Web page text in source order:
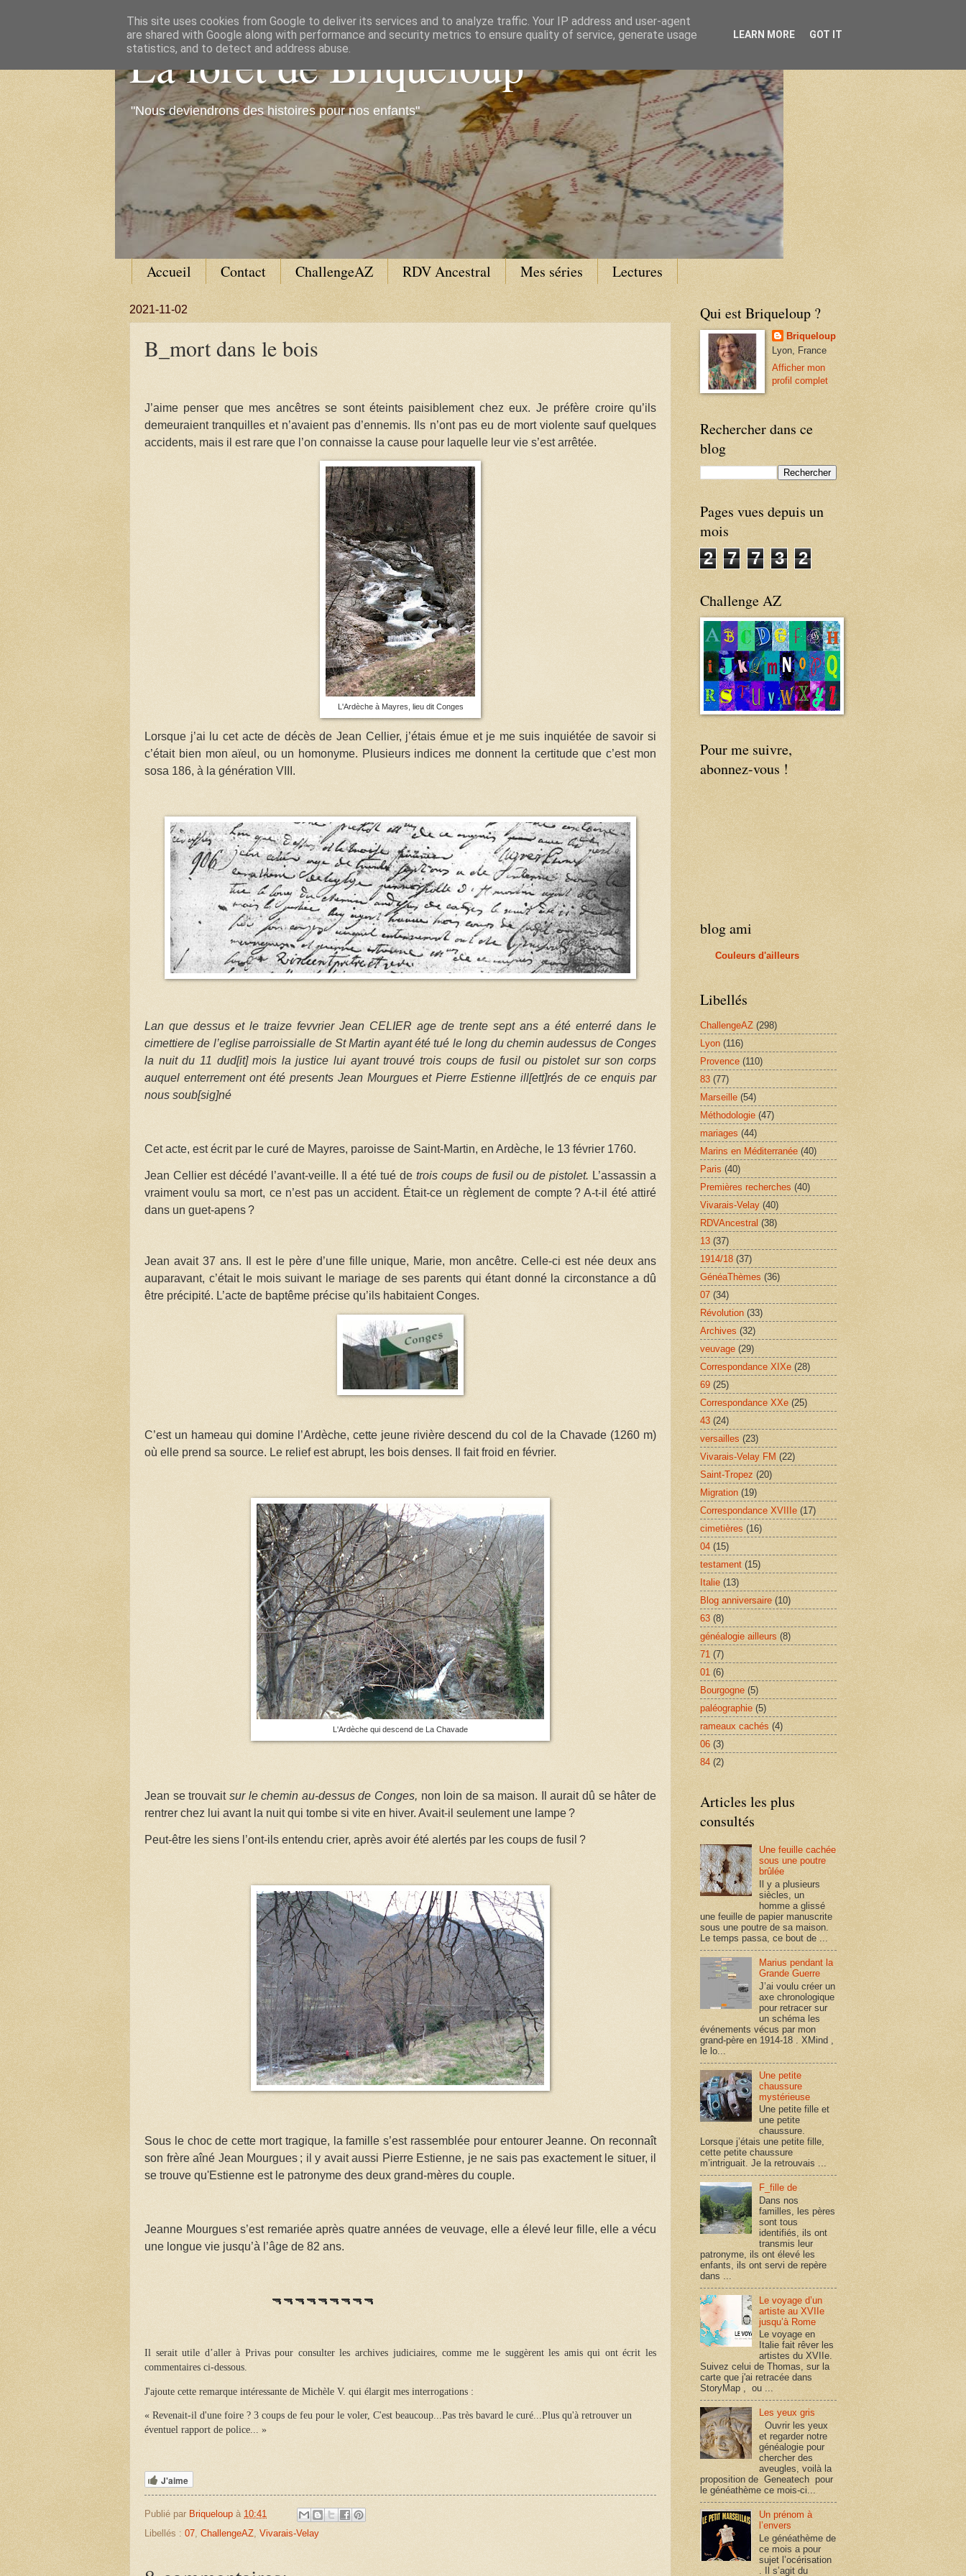
La forêt de Briqueloup
"Nous deviendrons des histoires pour nos enfants"
Accueil Contact ChallengeAZ RDV Ancestral Mes séries Lectures
2021-11-02
B_mort dans le bois
J’aime penser que mes ancêtres se sont éteints paisiblement chez eux. Je préfère croire qu’ils
demeuraient tranquilles et n’avaient pas d’ennemis. Ils n’ont pas eu de mort violente sauf quelques
accidents, mais il est rare que l’on connaisse la cause pour laquelle leur vie s’est arrêtée.
L'Ardèche à Mayres, lieu dit Conges
Lorsque j’ai lu cet acte de décès de Jean Cellier, j’étais émue et je me suis inquiétée de savoir si
c’était bien mon aïeul, ou un homonyme. Plusieurs indices me donnent la certitude que c’est mon
sosa 186, à la génération VIII.
Lan que dessus et le traize fevvrier Jean CELIER age de trente sept ans a été enterré dans le
cimettiere de l’eglise parroissialle de St Martin ayant été tué le long du chemin audessus de Conges
la nuit du 11 dud[it] mois la justice lui ayant trouvé trois coups de fusil ou pistolet sur son corps
auquel enterrement ont été presents Jean Mourgues et Pierre Estienne ill[ett]résde ce enquis par
nous soub[sig]né
Cet acte, est écrit par le curé de Mayres, paroisse de Saint-Martin, en Ardèche, le 13 février 1760.
Jean Cellier est décédé l’avant-veille. Il a été tué de trois coups de fusil ou de pistolet. L’assassin a
vraiment voulu sa mort, ce n’est pas un accident. Était-ce un règlement de compte? A-t-il été attiré
dans un guet-apens?
Jean avait 37 ans. Il est le père d’une fille unique, Marie, mon ancêtre. Celle-ci est née deux ans
auparavant, c’était le mois suivant le mariage de ses parents qui étant donné la circonstance a dû
être précipité. L’acte de baptême précise qu’ils habitaient Conges.
C’est un hameau qui domine l’Ardèche, cette jeune rivière descend du col de la Chavade (1260 m)
où elle prend sa source. Le relief est abrupt, les bois denses. Il fait froid en février.
L'Ardèche qui descend de La Chavade
Jean se trouvait sur le chemin au-dessus de Conges, non loin de sa maison. Il aurait dû se hâter de
rentrer chez lui avant la nuit qui tombe si vite en hiver. Avait-il seulement une lampe?
Peut-être les siens l’ont-ils entendu crier, après avoir été alertés par les coups de fusil ?
Sous le choc de cette mort tragique, la famille s’est rassemblée pour entourer Jeanne. On reconnaît
son frère aîné Jean Mourgues ; il y avait aussi Pierre Estienne, je ne sais pas exactement le situer, il
se trouve qu'Estienne est le patronyme des deux grand-mères du couple.
Jeanne Mourgues s’est remariée après quatre années de veuvage, elle a élevé leur fille, elle a vécu
une longue vie jusqu’à l’âge de 82 ans.
🔫🔫🔫🔫🔫🔫🔫🔫🔫
Il serait utile d’aller à Privas pour consulter les archives judiciaires, comme me le suggèrent les amis qui ont écrit les
commentaires ci-dessous.
J'ajoute cette remarque intéressante de Michèle V. qui élargit mes interrogations :
« Revenait-il d'une foire ? 3 coups de feu pour le voler, C'est beaucoup...Pas très bavard le curé...Plus qu'à retrouver un
éventuel rapport de police... »
J'aime
Publié par Briqueloup à 10:41
Libellés : 07 ChallengeAZ Vivarais-Velay
Qui est Briqueloup ?
Briqueloup
Lyon, France
Afficher mon
profil complet
Rechercher dans ce
blog
Pages vues depuis un
mois
2
7 7 3 2
Challenge AZ
Pour me suivre,
abonnez-vous !
blog ami
Couleurs d'ailleurs
Libellés
ChallengeAZ (298)
Lyon (116)
Provence (110)
83 (77)
Marseille (54)
Méthodologie (47)
mariages (44)
Marins en Méditerranée (40)
Paris (40)
Premières recherches (40)
Vivarais-Velay (40)
RDVAncestral (38)
13 (37)
1914/18 (37)
GénéaThèmes (36)
07 (34)
Révolution (33)
Archives (32)
veuvage (29)
Correspondance XIXe (28)
69 (25)
Correspondance XXe (25)
43 (24)
versailles (23)
Vivarais-Velay FM (22)
Saint-Tropez (20)
Migration (19)
Correspondance XVIIIe (17)
cimetières (16)
04 (15)
testament (15)
Italie (13)
Blog anniversaire (10)
63 (8)
généalogie ailleurs (8)
71 (7)
01 (6)
Bourgogne (5)
paléographie (5)
rameaux cachés (4)
06 (3)
84 (2)
Articles les plus
consultés
Une feuille cachée
sous une poutre
brûlée
Il y a plusieurs
siècles, un
homme a glissé
une feuille de papier manuscrite
sous une poutre de sa maison.
Le temps passa, ce bout de ...
Marius pendant la
Grande Guerre
J’ai voulu créer un
axe chronologique
pour retracer sur
un schéma les
événements vécus par mon
grand-père en 1914-18 . XMind ,
le lo...
Une petite
chaussure
mystérieuse
Une petite fille et
une petite
chaussure.
Lorsque j’étais une petite fille,
cette petite chaussure
m’intriguait. Je la retrouvais ...
F_fille de
Dans nos
familles, les pères
sont tous
identifiés, ils ont
transmis leur
patronyme, ils ont élevé les
enfants, ils ont servi de repère
dans ...
Le voyage d’un
artiste au XVIIe
jusqu’à Rome
Le voyage en
Italie fait rêver les
artistes du XVIIe.
Suivez celui de Thomas, sur la
carte que j'ai retracée dans
StoryMap , ou ...
Les yeux gris
Ouvrir les yeux
et regarder notre
généalogie pour
chercher des
aveugles, voilà la
proposition de Geneatech pour
le généathème ce mois-ci...
Un prénom à
l’envers
Le généathème de
ce mois a pour
sujet l’océrisation
. Il s’agit du
This site uses cookies from Google to deliver its services and to analyze traffic. Your IP address and user-agent
are shared with Google along with performance and security metrics to ensure quality of service, generate usage
statistics, and to detect and address abuse.
LEARN MORE GOT IT